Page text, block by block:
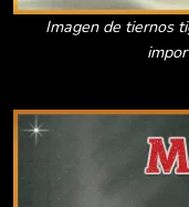
Imagen de tiernos